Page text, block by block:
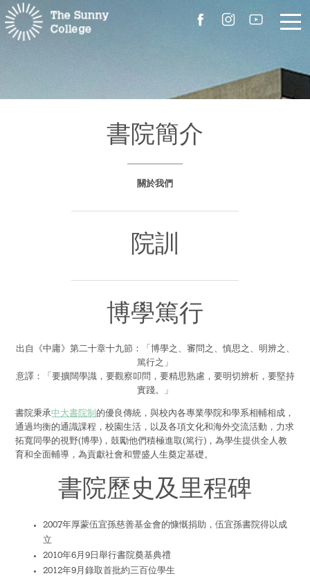
關於我們
伍宜孫書院的標誌性設施 - 創意實驗室
House of Sunny Living – 獨特的書院項目!
全面的獎助學金計劃
獨特的國際視野機會
多元化的書院生活
特色的書院通識課程
書院簡介
關於我們
院訓
博學篤行
出自《中庸》第二十章十九節：「博學之、審問之、慎思之、明辨之、
篤行之」
意譯：「要擴闊學識，要觀察叩問，要精思熟慮，要明切辨析，要堅持
實踐。」
書院秉承中大書院制 的優良傳統，與校內各專業學院和學系相輔相成，
通過均衡的通識課程，校園生活，以及各項文化和海外交流活動，力求
拓寬同學的視野(博學)，鼓勵他們積極進取(篤行)，為學生提供全人教
育和全面輔導，為貢獻社會和豐盛人生奠定基礎。
書院歷史及里程碑
2007年厚蒙伍宜孫慈善基金會的慷慨捐助，伍宜孫書院得以成
立
2010年6月9日舉行書院奠基典禮
2012年9月錄取首批約三百位學生